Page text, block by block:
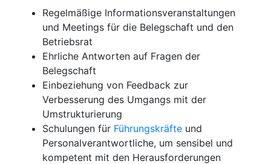
Regelmäßige Informationsveranstaltungen
und Meetings für die Belegschaft und den
Betriebsrat
Ehrliche Antworten auf Fragen der
Belegschaft
Einbeziehung von Feedback zur
Verbesserung des Umgangs mit der
Umstrukturierung
Schulungen für Führungskräfte und
Personalverantwortliche, um sensibel und
kompetent mit den Herausforderungen